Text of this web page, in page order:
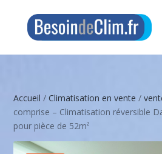
Accueil /Climatisation en vente /
comprise – Climatisation réversible
pour pièce de 52m²